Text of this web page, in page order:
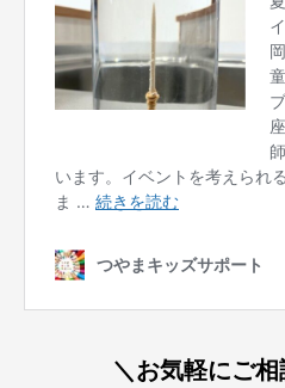
＼お気軽にご